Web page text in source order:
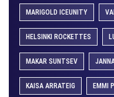
MARIGOLD ICEUNITY
HELSINKI ROCKETTES
MAKAR SUNTSEV
KAISA ARRATEIG EMMI